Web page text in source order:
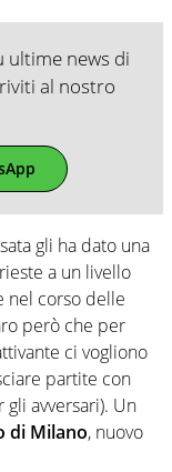
ultime news di
al nostro
gli ha dato una
a un livello
nel corso delle
però che per
ci vogliono
partite con
gli avversari). Un
di Milano, nuovo